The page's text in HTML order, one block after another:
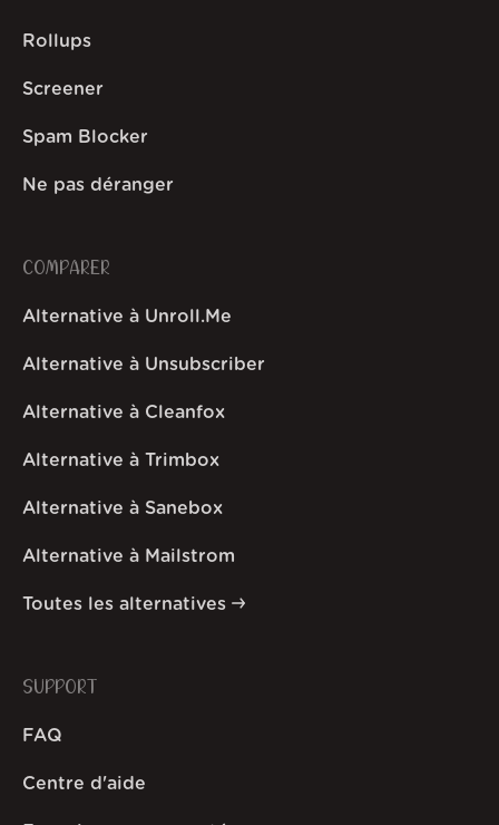
Rollups
Screener
Spam Blocker
Ne pas déranger
COMPARER
Alternative à Unroll.Me
Alternative à Unsubscriber
Alternative à Cleanfox
Alternative à Trimbox
Alternative à Sanebox
Alternative à Mailstrom
Toutes les alternatives
SUPPORT
FAQ
Centre d'aide